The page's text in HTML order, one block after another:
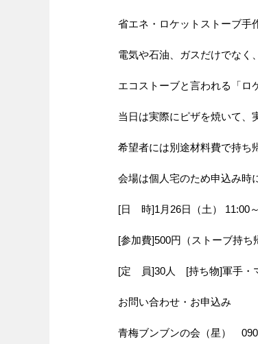
省エネ・ロケットストーブ手
電気や石油、ガスだけでなく
エコストーブと言われる「ロ
当日は実際にピザを焼いて、
希望者には別途材料費で持ち
会場は個人宅のため申込み時
[日 時]1月26日（土） 11:00
[参加費]500円（ストーブ持ち
[定 員]30人 [持ち物]軍手・
お問い合わせ・お申込み
青梅ブンブンの会（星）